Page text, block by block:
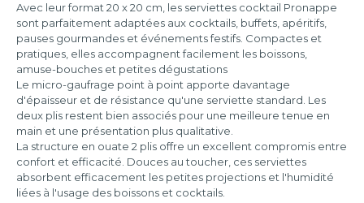
38x40
40
serviettes
Paquet
de
50
serviettes
Avec leur format 20 x 20 cm, les serviettes cocktail Pronappe
sont parfaitement adaptées aux cocktails, buffets, apéritifs,
pauses gourmandes et événements festifs. Compactes et
pratiques, elles accompagnent facilement les boissons,
amuse-bouches et petites dégustations
Le micro-gaufrage point à point apporte davantage
d'épaisseur et de résistance qu'une serviette standard. Les
deux plis restent bien associés pour une meilleure tenue en
main et une présentation plus qualitative.
La structure en ouate 2 plis offre un excellent compromis entre
confort et efficacité. Douces au toucher, ces serviettes
absorbent efficacement les petites projections et l'humidité
liées à l'usage des boissons et cocktails.